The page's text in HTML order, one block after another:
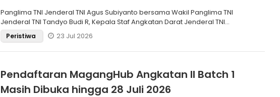
Negara
Panglima TNI Jenderal TNI Agus Subiyanto bersama Wakil Panglima TNI
Jenderal TNI Tandyo Budi R, Kepala Staf Angkatan Darat Jenderal TNI
Maru
Peristiwa 23 Jul 2026
Pendaftaran MagangHub Angkatan II Batch 1
Masih Dibuka hingga 28 Juli 2026